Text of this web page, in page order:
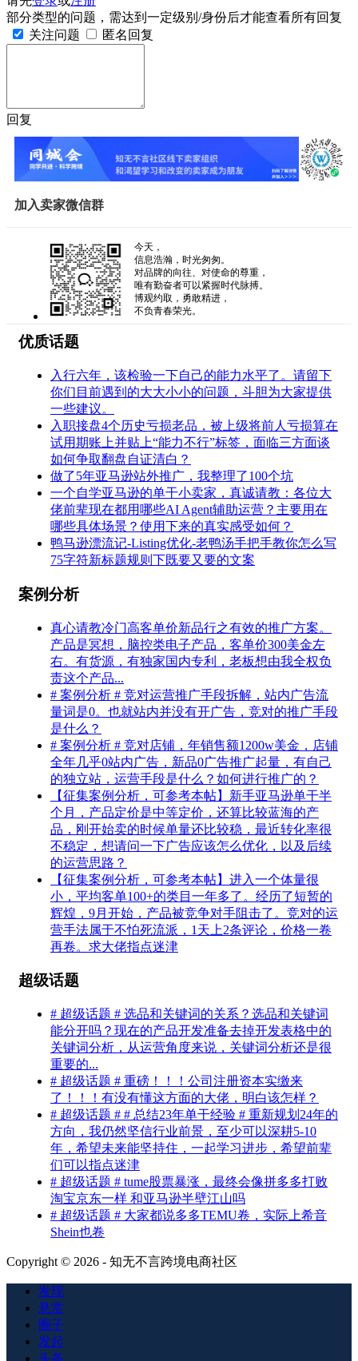
部分类型的问题，需达到一定级别/身份后才能查看所有回复
关注问题
匿名回复
回复
加入卖家微信群
今天，
信息浩瀚，时光匆匆。
对品牌的向往、对使命的尊重，
唯有勤奋者可以紧握时代脉搏。
博观约取，勇敢精进，
不负青春荣光。
优质话题
入行六年，该检验一下自己的能力水平了。请留下
你们目前遇到的大大小小的问题，斗胆为大家提供
一些建议。
入职接盘4个历史亏损老品，被上级将前人亏损算在
试用期账上并贴上“能力不行”标签，面临三方面谈
如何争取翻盘自证清白？
做了5年亚马逊站外推广，我整理了100个坑
一个自学亚马逊的单干小卖家，真诚请教：各位大
佬前辈现在都用哪些AI Agent辅助运营？主要用在
哪些具体场景？使用下来的真实感受如何？
鸭马逊漂流记-Listing优化-老鸭汤手把手教你怎么写
75字符新标题规则下既要又要的文案
案例分析
真心请教冷门高客单价新品行之有效的推广方案。
产品是冥想，脑控类电子产品，客单价300美金左
右。有货源，有独家国内专利，老板想由我全权负
责这个产品...
# 案例分析 # 竞对运营推广手段拆解，站内广告流
量词是0。也就站内并没有开广告，竞对的推广手段
是什么？
# 案例分析 # 竞对店铺，年销售额1200w美金，店铺
全年几乎0站内广告，新品0广告推广起量，有自己
的独立站，运营手段是什么？如何进行推广的？
【征集案例分析，可参考本帖】新手亚马逊单干半
个月，产品定价是中等定价，还算比较蓝海的产
品，刚开始卖的时候单量还比较稳，最近转化率很
不稳定，想请问一下广告应该怎么优化，以及后续
的运营思路？
【征集案例分析，可参考本帖】进入一个体量很
小，平均客单100+的类目一年多了。经历了短暂的
辉煌，9月开始，产品被竞争对手阻击了。竞对的运
营手法属于不怕死流派，1天上2条评论，价格一卷
再卷。求大佬指点迷津
超级话题
# 超级话题 # 选品和关键词的关系？选品和关键词
能分开吗？现在的产品开发准备去掉开发表格中的
关键词分析，从运营角度来说，关键词分析还是很
重要的...
# 超级话题 # 重磅！！！公司注册资本实缴来
了！！！有没有懂这方面的大佬，明白该怎样？
# 超级话题 # # 总结23年单干经验 # 重新规划24年的
方向，我仍然坚信行业前景，至少可以深耕5-10
年，希望未来能坚持住，一起学习进步，希望前辈
们可以指点迷津
# 超级话题 # tume股票暴涨，最终会像拼多多打败
淘宝京东一样 和亚马逊半壁江山吗
# 超级话题 # 大家都说多多TEMU卷，实际上希音
Shein也卷
Copyright © 2026 - 知无不言跨境电商社区
发现
悬赏
圈子
发起
头条